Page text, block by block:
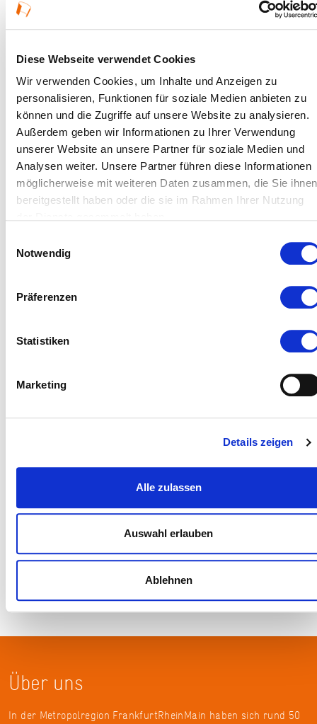
Diese Webseite verwendet Cookies
Wir verwenden Cookies, um Inhalte und Anzeigen zu
personalisieren, Funktionen für soziale Medien anbieten zu
können und die Zugriffe auf unsere Website zu analysieren.
Außerdem geben wir Informationen zu Ihrer Verwendung
unserer Website an unsere Partner für soziale Medien und
Analysen weiter. Unsere Partner führen diese Informationen
möglicherweise mit weiteren Daten zusammen, die Sie ihnen
bereitgestellt haben oder die sie im Rahmen Ihrer Nutzung
Notwendig
Präferenzen
Statistiken
Marketing
Details zeigen
Alle zulassen
Auswahl erlauben
Ablehnen
Ort und Anfahrt
Nibelungenstraße
64653 Lorsch
Zugänglichkeit:zugänglich
Über uns
In der Metropolregion FrankfurtRheinMain haben sich rund 50